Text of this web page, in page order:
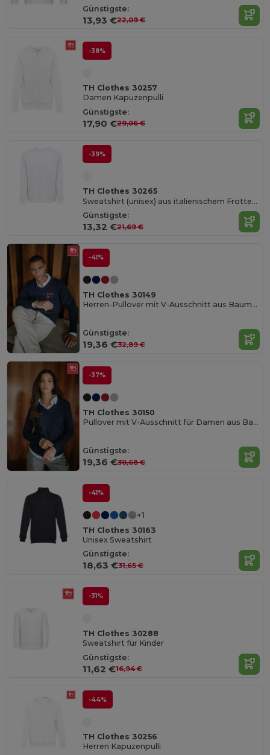
Günstigste:
13,93 €22,09 €
-38%
TH Clothes 30257
Damen Kapuzenpulli
Günstigste:
17,90 €29,06 €
-39%
TH Clothes 30265
Sweatshirt (unisex) aus italienischem Frottee ohne Krempel. Weiße Farbe
Günstigste:
13,32 €21,69 €
-41%
TH Clothes 30149
Herren-Pullover mit V-Ausschnitt aus Baumwolle und Polyamid
Günstigste:
19,36 €32,89 €
-37%
TH Clothes 30150
Pullover mit V-Ausschnitt für Damen aus Baumwolle und Polyamid
Günstigste:
19,36 €30,68 €
-41%
+1
TH Clothes 30163
Unisex Sweatshirt
Günstigste:
18,63 €31,65 €
-31%
TH Clothes 30288
Sweatshirt für Kinder
Günstigste:
11,62 €16,94 €
-44%
TH Clothes 30256
Herren Kapuzenpulli